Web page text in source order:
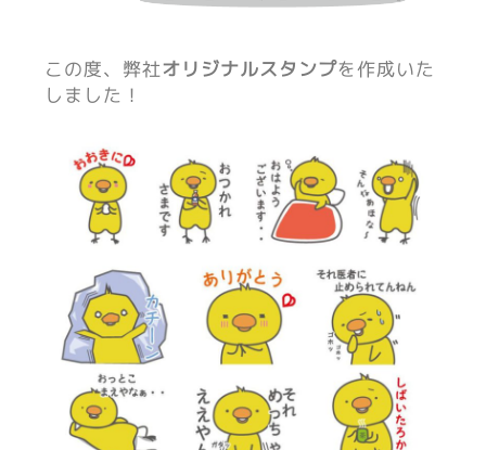
この度、弊社オリジナルスタンプを作成いた
しました！